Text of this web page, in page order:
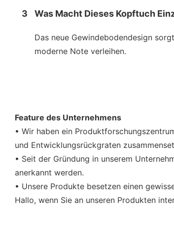
3 Was Macht Dieses Kopftuch
Das neue Gewindebodendesign
moderne Note verleihen.
Feature des Unternehmens
• Wir haben ein
und Entwicklungsrückgraten
• Seit der Gründung in unserem
anerkannt werden.
• Unsere Produkte besetzen einen
Hallo, wenn Sie an unseren Produkten